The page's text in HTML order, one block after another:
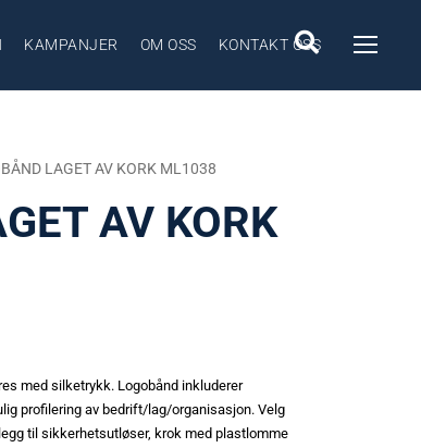
KAMPANJER OM OSS KONTAKT OSS
LAGET AV KORK ML1038
AV KORK
med silketrykk. Logobånd inkluderer
profilering av bedrift/lag/organisasjon. Velg
til sikkerhetsutløser, krok med plastlomme